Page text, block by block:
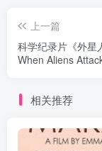
上一篇
科学纪录片《外星
When Aliens
相关推荐